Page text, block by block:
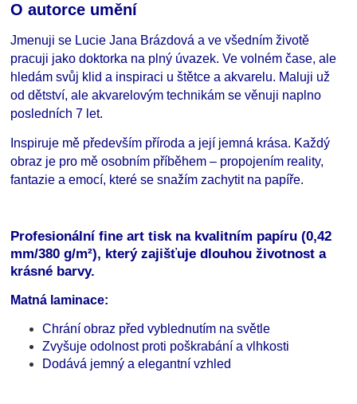
O autorce umění
Jmenuji se Lucie Jana Brázdová a ve všedním životě
pracuji jako doktorka na plný úvazek. Ve volném čase, ale
hledám svůj klid a inspiraci u štětce a akvarelu. Maluji už
od dětství, ale akvarelovým technikám se věnuji naplno
posledních 7 let.
Inspiruje mě především příroda a její jemná krása. Každý
obraz je pro mě osobním příběhem – propojením reality,
fantazie a emocí, které se snažím zachytit na papíře.
Profesionální fine art tisk na kvalitním papíru (0,42
mm/380 g/m²), který zajišťuje dlouhou životnost a
krásné barvy.
Matná laminace:
Chrání obraz před vyblednutím na světle
Zvyšuje odolnost proti poškrabání a vlhkosti
Dodává jemný a elegantní vzhled